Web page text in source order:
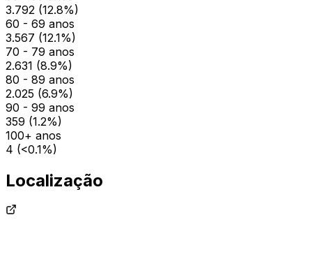
3.792 (12.8%)
60 - 69 anos
3.567 (12.1%)
70 - 79 anos
2.631 (8.9%)
80 - 89 anos
2.025 (6.9%)
90 - 99 anos
359 (1.2%)
100+ anos
4 (<0.1%)
Localização